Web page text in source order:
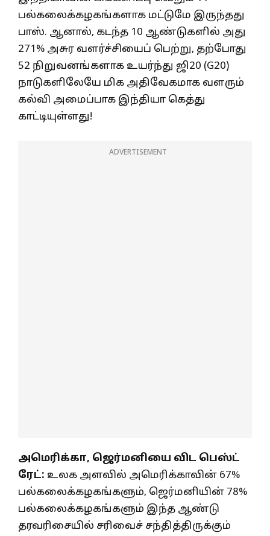
பல்கலைக்கழகங்களாக மட்டுமே இருந்தது
பாஸ். ஆனால், கடந்த 10 ஆண்டுகளில் அது
271% அசுர வளர்ச்சியைப் பெற்று, தற்போது
52 நிறுவனங்களாக உயர்ந்து ஜி20 (G20)
நாடுகளிலேயே மிக அதிவேகமாக வளரும்
கல்வி அமைப்பாக இந்தியா கெத்து
காட்டியுள்ளது!
ADVERTISEMENT
அமெரிக்கா, ஜெர்மனியை விட பெஸ்ட்
ரேட்: உலக அளவில் அமெரிக்காவின் 67%
பல்கலைக்கழகங்களும், ஜெர்மனியின் 78%
பல்கலைக்கழகங்களும் இந்த ஆண்டு
தரவரிசையில் சரிவைச் சந்தித்திருக்கும்